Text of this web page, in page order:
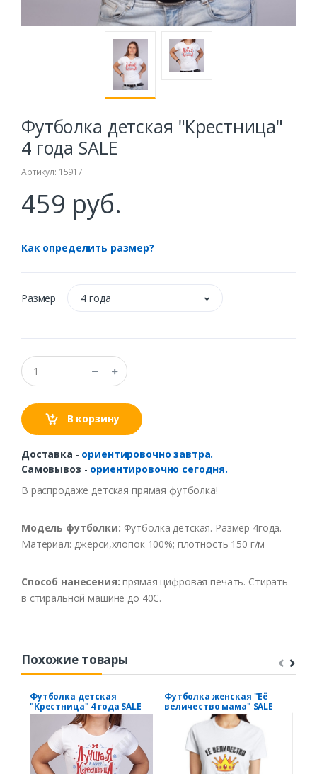
Футболка детская "Крестница"
4 года SALE
Артикул: 15917
459 руб.
Как определить размер?
Размер 4 года
В корзину
Доставка - ориентировочно завтра.
Самовывоз - ориентировочно сегодня.
В распродаже детская прямая футболка!
Модель футболки: Футболка детская. Размер 4года.
Материал: джерси,хлопок 100%; плотность 150 г/м
Способ нанесения: прямая цифровая печать. Стирать
в стиральной машине до 40С.
Похожие товары
Футболка детская
"Крестница" 4 года SALE
Футболка женская "Её
величество мама" SALE